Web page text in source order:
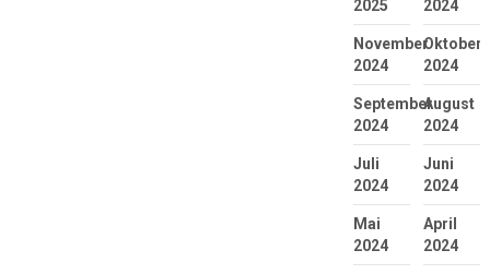
2025 2024
November
2024
Oktober
2024
September
2024
August
2024
Juli
2024
Juni
2024
Mai
2024
April
2024